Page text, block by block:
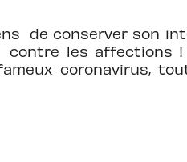
de conserver son
les affections !
coronavirus,